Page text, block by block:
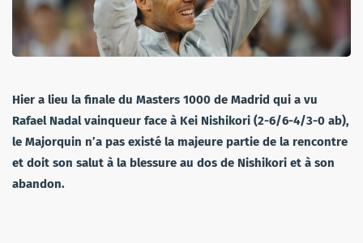
Hier a lieu la finale du Masters 1000 de Madrid qui a vu
Rafael Nadal vainqueur face à Kei Nishikori (2-6/6-4/3-0 ab),
le Majorquin n’a pas existé la majeure partie de la rencontre
et doit son salut à la blessure au dos de Nishikori et à son
abandon.